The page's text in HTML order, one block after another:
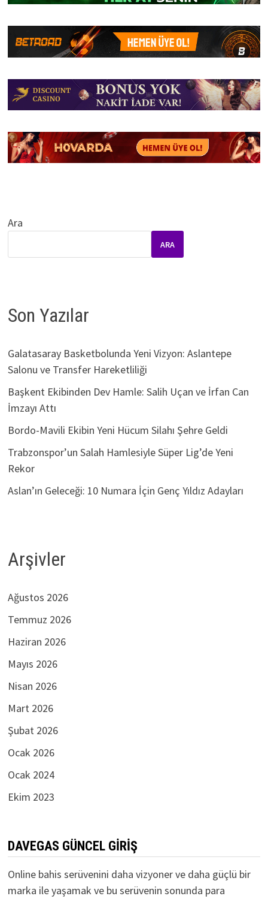
Ara
ARA
Son Yazılar
Galatasaray Basketbolunda Yeni Vizyon: Aslantepe
Salonu ve Transfer Hareketliliği
Başkent Ekibinden Dev Hamle: Salih Uçan ve İrfan Can
İmzayı Attı
Bordo-Mavili Ekibin Yeni Hücum Silahı Şehre Geldi
Trabzonspor’un Salah Hamlesiyle Süper Lig’de Yeni
Rekor
Aslan’ın Geleceği: 10 Numara İçin Genç Yıldız Adayları
Arşivler
Ağustos 2026
Temmuz 2026
Haziran 2026
Mayıs 2026
Nisan 2026
Mart 2026
Şubat 2026
Ocak 2026
Ocak 2024
Ekim 2023
DAVEGAS GÜNCEL GIRIŞ
Online bahis serüvenini daha vizyoner ve daha güçlü bir
marka ile yaşamak ve bu serüvenin sonunda para